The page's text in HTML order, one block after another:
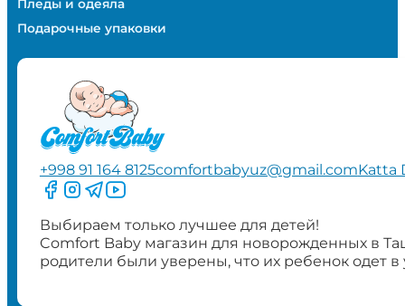
Пледы и одеяла
Подарочные упаковки
+998 91 164 8125comfortbabyuz@gmail.comKatta
Следите за нами на Facebook
Следите за нами в Instagram
Следите за нами в Telegram
Следите за нами в YouTube
Выбираем только лучшее для детей!
Comfort Baby магазин для новорожденных в
родители были уверены, что их ребенок одет